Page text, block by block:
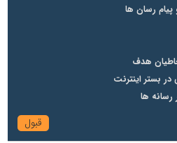
رسان ها
هدف
بستر اینترنت
ها